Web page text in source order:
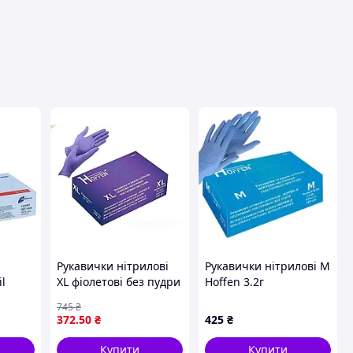
Рукавички нітрилові
XL фіолетові без пудри
бактерій і хімії 50 пар
372.50 ₴
745₴
Купити
Рукавички нітрилові M
Hoffen 3.2г
текстуровані б/п
50пар/уп Топ продаж!
425 ₴
Купити